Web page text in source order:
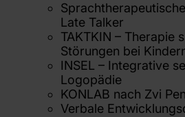
Late Talker
TAKTKIN – Therapie
Störungen bei
INSEL – Integrative
Logopädie
KONLAB nach Zvi
Verbale